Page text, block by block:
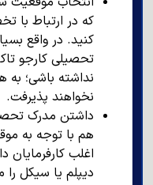
که در ارتباط با
کنید. در واقع
تحصیلی کارجو
نداشته باشی؛
نخواهند پذیرفت.
داشتن مدرک
هم با توجه به
اغلب
دیپلم یا سیکل